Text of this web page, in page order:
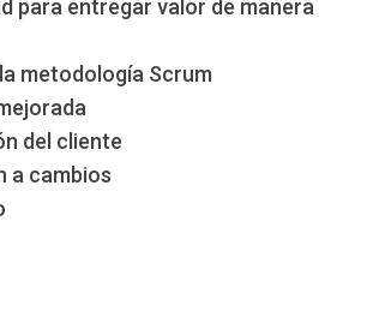
para entregar valor de manera
metodología Scrum
del cliente
a cambios